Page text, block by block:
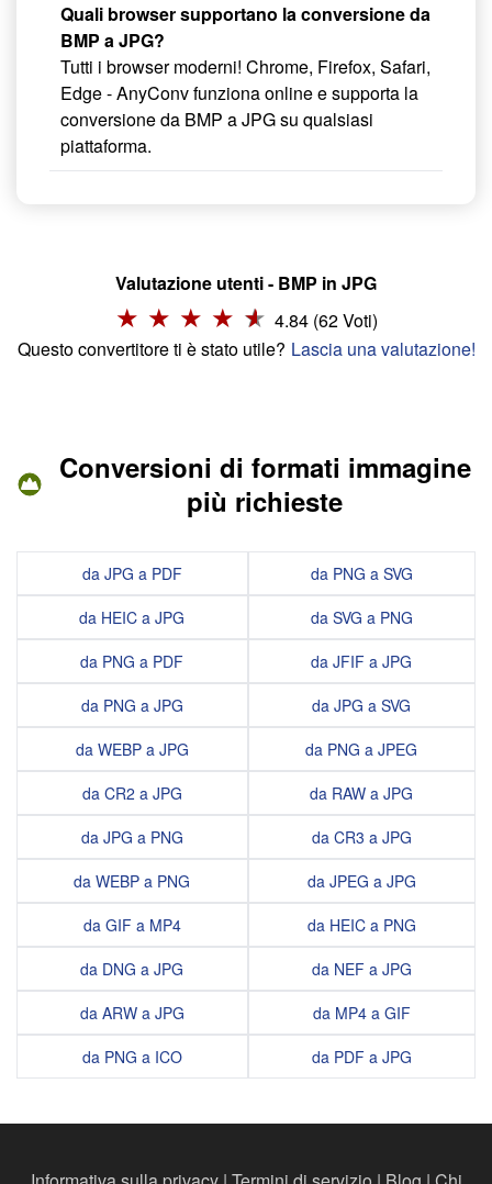
Quali browser supportano la conversione da
BMP a JPG?
Tutti i browser moderni! Chrome, Firefox, Safari,
Edge - AnyConv funziona online e supporta la
conversione da BMP a JPG su qualsiasi
piattaforma.
Valutazione utenti - BMP in JPG
4.84 (62 Voti)
Questo convertitore ti è stato utile? Lascia una valutazione!
Conversioni di formati immagine
più richieste
da JPG a PDF
da HEIC a JPG
da PNG a PDF
da PNG a JPG
da WEBP a JPG
da CR2 a JPG
da JPG a PNG
da WEBP a PNG
da GIF a MP4
da DNG a JPG
da ARW a JPG
da PNG a ICO
da PNG a SVG
da SVG a PNG
da JFIF a JPG
da JPG a SVG
da PNG a JPEG
da RAW a JPG
da CR3 a JPG
da JPEG a JPG
da HEIC a PNG
da NEF a JPG
da MP4 a GIF
da PDF a JPG